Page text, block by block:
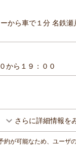
から車で１分 名鉄
から１９：００
さらに詳細情報を
約が可能なため、ユーザ